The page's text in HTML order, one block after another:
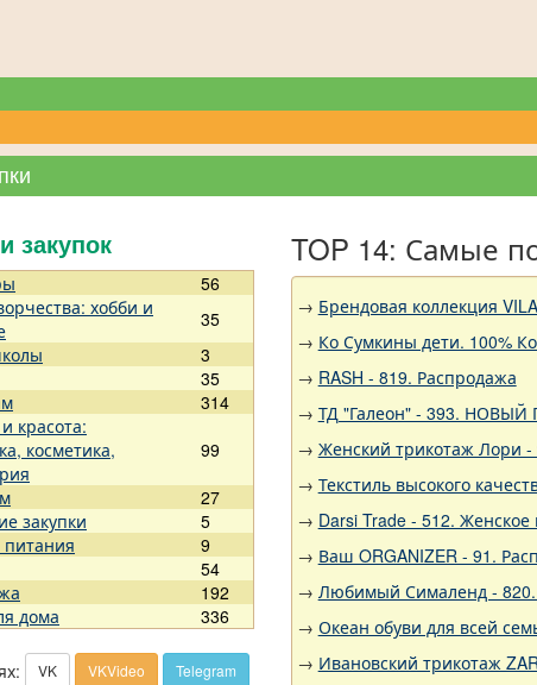
закупок
56
хобби и
35
3
35
314
красота:
косметика,
99
27
закупки
5
9
54
192
дома
336
VK VKVideo Telegram
TOP 14: Самые
→ Брендовая коллекция
→ Ко Сумкины дети. 100%
→ RASH - 819. Распродажа
→ ТД "Галеон" - 393. НОВЫЙ
→ Женский трикотаж Лори
→ Текстиль высокого
→ Darsi Trade - 512.
→ Ваш ORGANIZER - 91.
→ Любимый Сималенд - 820.
→ Океан обуви для всей
→ Ивановский трикотаж